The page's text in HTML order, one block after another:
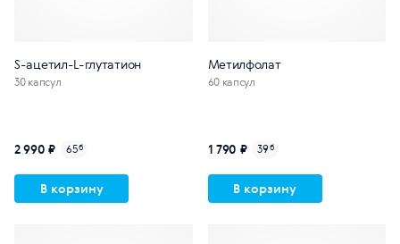
S-ацетил-L-глутатион
30 капсул
2 990 ₽ 65б
В корзину
Метилфолат
60 капсул
1 790 ₽ 39б
В корзину